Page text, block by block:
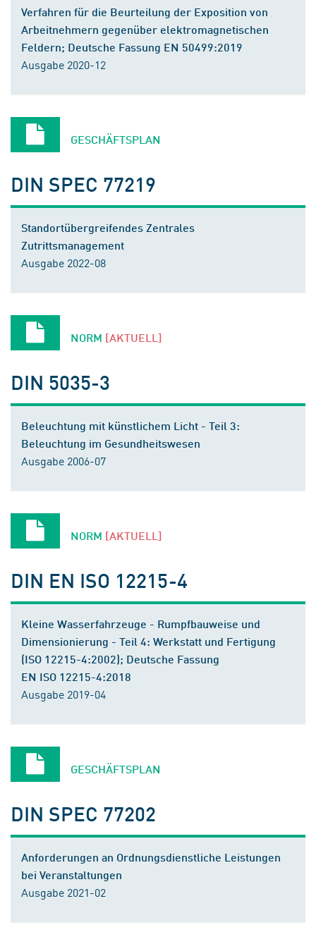
Verfahren für die Beurteilung der Exposition von
Arbeitnehmern gegenüber elektromagnetischen
Feldern; Deutsche Fassung EN 50499:2019
Ausgabe 2020-12
GESCHÄFTSPLAN
DIN SPEC 77219
Standortübergreifendes Zentrales
Zutrittsmanagement
Ausgabe 2022-08
NORM [AKTUELL]
DIN 5035-3
Beleuchtung mit künstlichem Licht - Teil 3:
Beleuchtung im Gesundheitswesen
Ausgabe 2006-07
NORM [AKTUELL]
DIN EN ISO 12215-4
Kleine Wasserfahrzeuge - Rumpfbauweise und
Dimensionierung - Teil 4: Werkstatt und Fertigung
(ISO 12215-4:2002); Deutsche Fassung
EN ISO 12215-4:2018
Ausgabe 2019-04
GESCHÄFTSPLAN
DIN SPEC 77202
Anforderungen an Ordnungsdienstliche Leistungen
bei Veranstaltungen
Ausgabe 2021-02